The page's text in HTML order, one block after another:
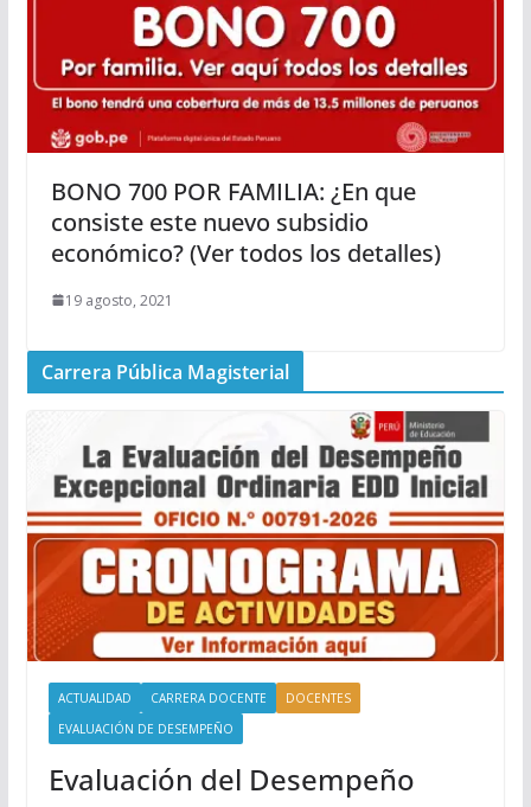
BONO 700 POR FAMILIA: ¿En que
consiste este nuevo subsidio
económico? (Ver todos los detalles)
19 agosto, 2021
Carrera Pública Magisterial
ACTUALIDAD CARRERA DOCENTE
DOCENTES
EVALUACIÓN DE DESEMPEÑO
Evaluación del Desempeño